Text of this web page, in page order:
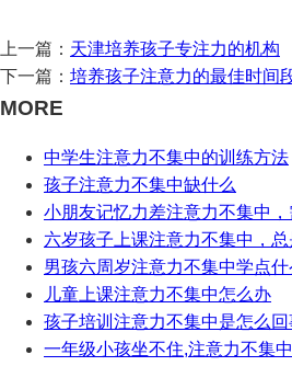
上一篇： 天津培养孩子专注力的机构
下一篇： 培养孩子注意力的最佳时间
MORE
中学生注意力不集中的训练方法
孩子注意力不集中缺什么
小朋友记忆力差注意力不集中
六岁孩子上课注意力不集中，
男孩六周岁注意力不集中学点什
儿童上课注意力不集中怎么办
孩子培训注意力不集中是怎么回
一年级小孩坐不住,注意力不集